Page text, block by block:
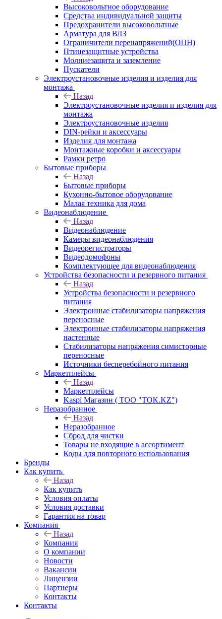
Высоковольтное оборудование
Средства индивидуальной защиты
Предохранители высоковольтные
Арматура для ВЛЗ
Ограничители перенапряжений(ОПН)
Птицезащитные устройства
Молниезащита и заземление
Пускатели
Электроустановочные изделия и изделия для
монтажа
Назад
Электроустановочные изделия и изделия для
монтажа
Электроустановочные изделия
DIN-рейки и аксессуары
Изделия для монтажа
Монтажные коробки и аксессуары
Рамки ретро
Бытовые приборы
Назад
Бытовые приборы
Кухонно-бытовое оборудование
Малая техника для дома
Видеонаблюдение
Назад
Видеонаблюдение
Камеры видеонаблюдения
Видеорегистраторы
Видеодомофоны
Комплектующее для видеонаблюдения
Устройства безопасности и резервного питания
Назад
Устройства безопасности и резервного
питания
Электронные стабилизаторы напряжения
переносные
Электронные стабилизаторы напряжения
настенные
Стабилизаторы напряжения симисторные
переносные
Источники бесперебойного питания
Маркетплейсы
Назад
Маркетплейсы
Kaspi Магазин ( ТОО "TOK.KZ")
Неразобранное
Назад
Неразобранное
Сброд для чистки
Товары не входящие в ассортимент
Коды для повторного использования
Бренды
Как купить
Назад
Как купить
Условия оплаты
Условия доставки
Гарантия на товар
Компания
Назад
Компания
О компании
Новости
Вакансии
Лицензии
Партнеры
Контакты
Контакты